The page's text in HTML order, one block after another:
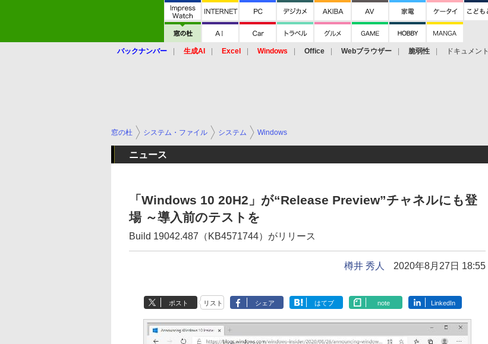
バックナンバー 生成AI Excel Windows Office Webブラウザー 脆弱性 ドキュメント
窓の杜 システム・ファイル システム Windows
ニュース
「Windows 10 20H2」が“Release Preview”チャネルにも登
場 ～導入前のテストを
Build 19042.487（KB4571744）がリリース
樽井 秀人 2020年8月27日 18:55
ポスト リスト シェア はてブ note LinkedIn